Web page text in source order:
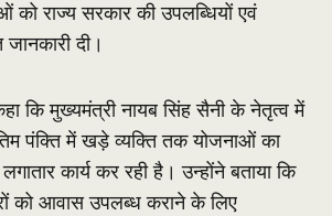
को राज्य सरकार की उपलब्धियों एवं
दी।
कि मुख्यमंत्री नायब सिंह सैनी के नेतृत्व में
पंक्ति में खड़े व्यक्ति तक योजनाओं का
कार्य कर रही है। उन्होंने बताया कि
को आवास उपलब्ध कराने के लिए